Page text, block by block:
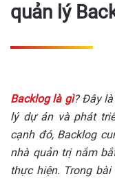
quản lý
Backlog là gì? Đây
lý dự án và phát
cạnh đó, Backlog
nhà quản trị nắm
thực hiện. Trong